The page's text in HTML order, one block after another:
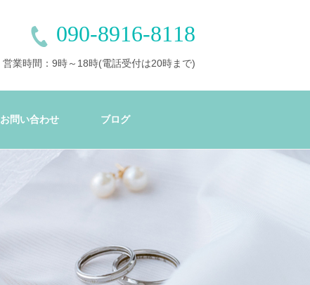
090-8916-8118
営業時間：9時～18時(電話受付は20時まで)
お問い合わせ ブログ